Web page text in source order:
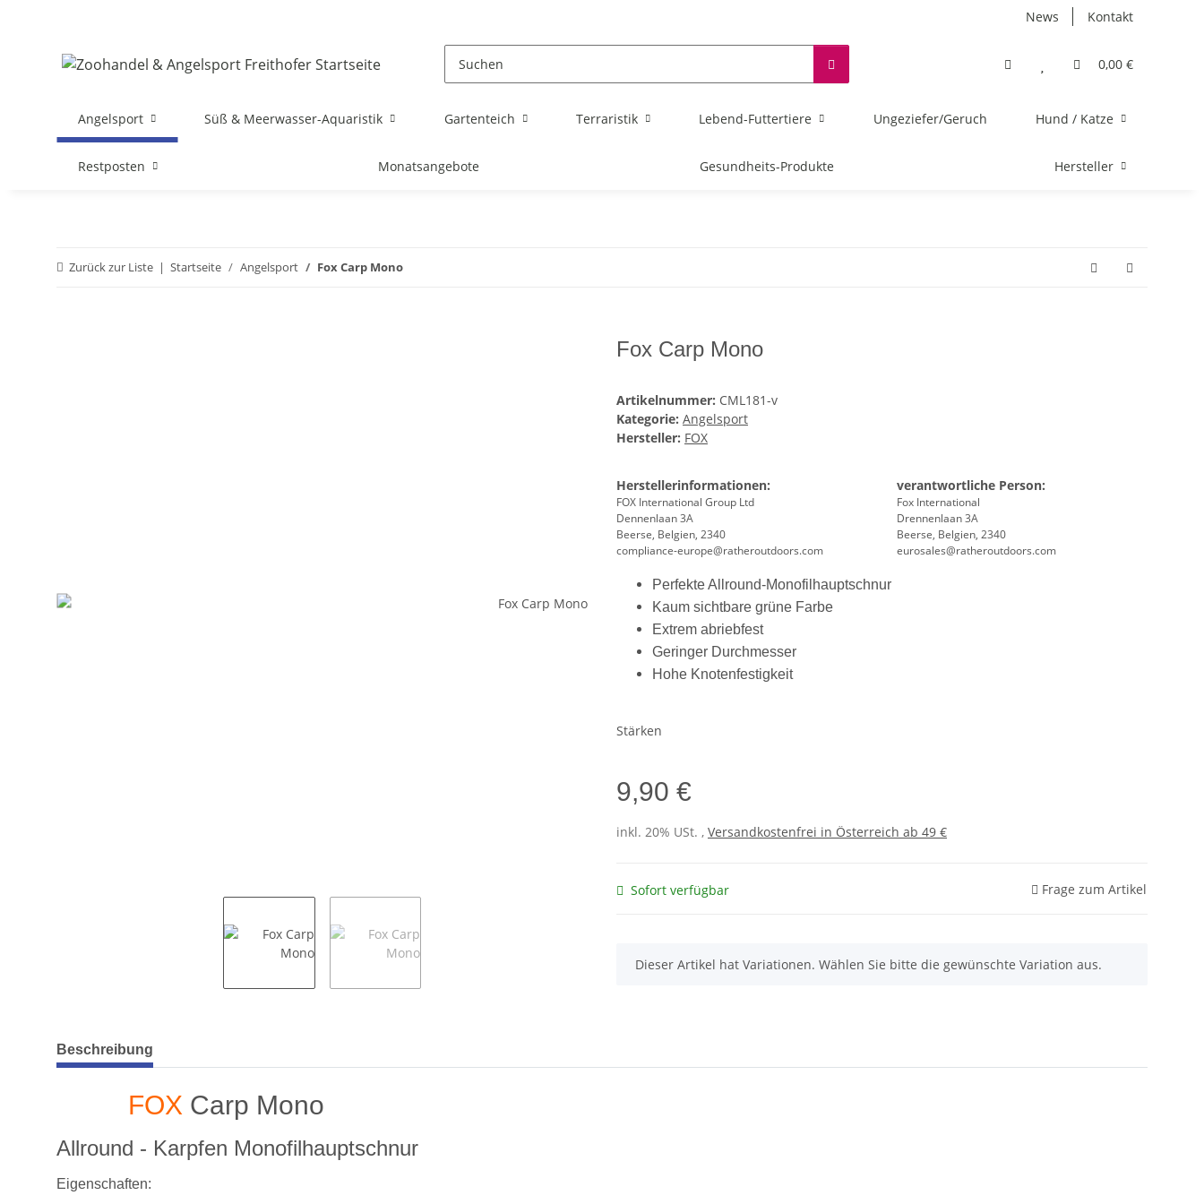
News Kontakt
0,00 €
Angelsport Süß & Meerwasser-Aquaristik Gartenteich Terraristik Lebend-Futtertiere Ungeziefer/Geruch Hund / Katze
Restposten Monatsangebote Gesundheits-Produkte Hersteller
Zurück zur Liste Startseite Angelsport Fox Carp Mono
Fox Carp Mono
Artikelnummer: CML181-v
Kategorie: Angelsport
Hersteller: FOX
Herstellerinformationen:
FOX International Group Ltd
Dennenlaan 3A
Beerse, Belgien, 2340
compliance-europe@ratheroutdoors.com
verantwortliche Person:
Fox International
Drennenlaan 3A
Beerse, Belgien, 2340
eurosales@ratheroutdoors.com
Perfekte Allround-Monofilhauptschnur
Kaum sichtbare grüne Farbe
Extrem abriebfest
Geringer Durchmesser
Hohe Knotenfestigkeit
Stärken
9,90 €
inkl. 20% USt. , Versandkostenfrei in Österreich ab 49 €
Sofort verfügbar Frage zum Artikel
x
Dieser Artikel hat Variationen. Wählen Sie bitte die gewünschte Variation aus.
weitere Registerkarten anzeigen
Beschreibung
FOX Carp Mono
Allround - Karpfen Monofilhauptschnur
Eigenschaften: